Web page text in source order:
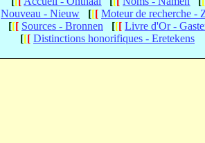
Nouveau - Nieuw [[[ Moteur de recherche -
[[[ Sources - Bronnen [[[ Livre d'Or -
[[[ Distinctions honorifiques - Eretekens